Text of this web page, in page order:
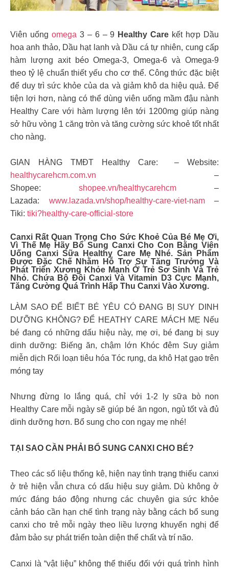
Viên uống omega 3 – 6 – 9 Healthy Care kết hợp Dầu
hoa anh thảo, Dầu hạt lanh và Dầu cá tự nhiên, cung cấp
hàm lượng axit béo Omega-3, Omega-6 và Omega-9
theo tỷ lệ chuẩn thiết yếu cho cơ thể. Công thức đặc biệt
để duy trì sức khỏe của da và giảm khô da hiệu quả. Để
tiện lợi hơn, nàng có thể dùng viên uống mầm đậu nành
Healthy Care với hàm lượng lên tới 1200mg giúp nàng
sở hữu vòng 1 căng tròn và tăng cường sức khoẻ tốt nhất
cho nàng.
GIAN HÀNG TMĐT Healthy Care: – Website:
healthycarehcm.com.vn –
Shopee: shopee.vn/healthycarehcm –
Lazada: www.lazada.vn/shop/healthy-care-viet-nam–
Tiki: tiki?healthy-care-official-store
Canxi Rất Quan Trọng Cho Sức Khoẻ Của Bé Mẹ Ơi,
Vì Thế Mẹ Hãy Bổ Sung Canxi Cho Con Bằng Viên
Uống Canxi Sữa Healthy Care Mẹ Nhé. Sản Phẩm
Được Đặc Chế Nhằm Hỗ Trợ Sự Tăng Trưởng Và
Phát Triển Xương Khỏe Mạnh Ở Trẻ Sơ Sinh Và Trẻ
Nhỏ. Chứa Bộ Đôi Canxi Và Vitamin D3 Cực Mạnh,
Tăng Cường Quá Trình Hấp Thu Canxi Vào Xương.
LÀM SAO ĐỂ BIẾT BÉ YÊU CÓ ĐANG BỊ SUY DINH
DƯỠNG KHÔNG? ĐỂ HEATHY CARE MÁCH MẸ Nếu
bé đang có những dấu hiệu này, mẹ ơi, bé đang bị suy
dinh dưỡng: Biếng ăn, chậm lớn Khóc đêm Suy giảm
miễn dịch Rối loạn tiêu hóa Tóc rụng, da khô Hạt gạo trên
móng tay
Nhưng đừng lo lắng quá, chỉ với 1-2 ly sữa bò non
Healthy Care mỗi ngày sẽ giúp bé ăn ngon, ngủ tốt và đủ
dinh dưỡng hơn. Bổ sung cho con ngay mẹ nhé!
TẠI SAO CẦN PHẢI BỔ SUNG CANXI CHO BÉ?
Theo các số liệu thống kê, hiện nay tình trạng thiếu canxi
ở trẻ hiện vẫn chưa có dấu hiệu suy giảm. Dù không ở
mức đáng báo động nhưng các chuyên gia sức khỏe
cảnh báo cần hạn chế tình trạng này bằng cách bổ sung
canxi cho trẻ mỗi ngày theo liều lượng khuyến nghị để
đảm bảo sự phát triển toàn diện thể chất và trí não.
Canxi là “vật liệu” không thể thiếu đối với quá trình hình